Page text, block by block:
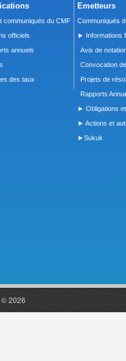
communiqués du CMF
officiels
annuels
des taux
Emetteurs
Communiqués
► Informations
Avis de
Convocation
Projets de
Rapports
► Obligations
► Actions et
►Sukuk
2026